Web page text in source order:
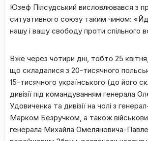
Юзеф Пілсудський висловлювався з
ситуативного союзу таким чином:
нашу і вашу свободу проти спільного
Вже через чотири дні, тобто 25
що складалися з 20-тисячного
15-тисячного українського (до його
дивізії під командуванням генерала
Удовиченка та дивізії на чолі з
Марком Безручком, а також
генерала Михайла Омеляновича-